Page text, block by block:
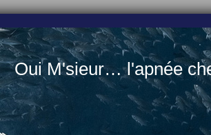
Oui M'sieur… l'apnée